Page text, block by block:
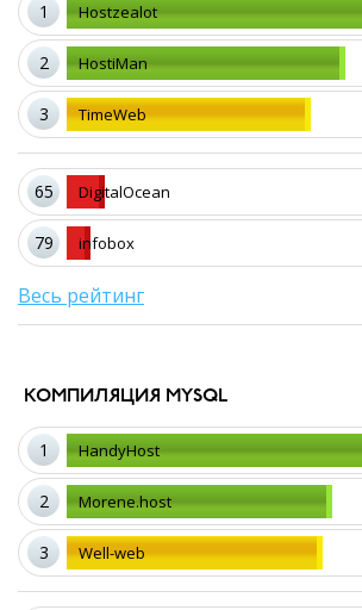
1 Hostzealot
2 HostiMan
3 TimeWeb
65 DigitalOcean
79 infobox
Весь рейтинг
КОМПИЛЯЦИЯ MYSQL
1 HandyHost
2 Morene.host
3 Well-web